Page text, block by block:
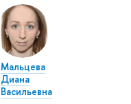
Мальцева
Диана
Васильевна